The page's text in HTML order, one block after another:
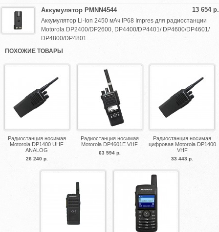
13 654 р.
Аккумулятор PMNN4544
Аккумулятор Li-Ion 2450 мАч IP68 Impres для радиостанции
Motorola DP2400/DP2600, DP4400/DP4401/ DP4600/DP4601/
DP4800/DP4801. ...
ПОХОЖИЕ ТОВАРЫ
Радиостанция носимая
Motorola DP1400 UHF
ANALOG
26 240 р.
Радиостанция носимая
Motorola DP4601E VHF
63 594 р.
Радиостанция носимая
цифровая Motorola DP1400
VHF
33 443 р.